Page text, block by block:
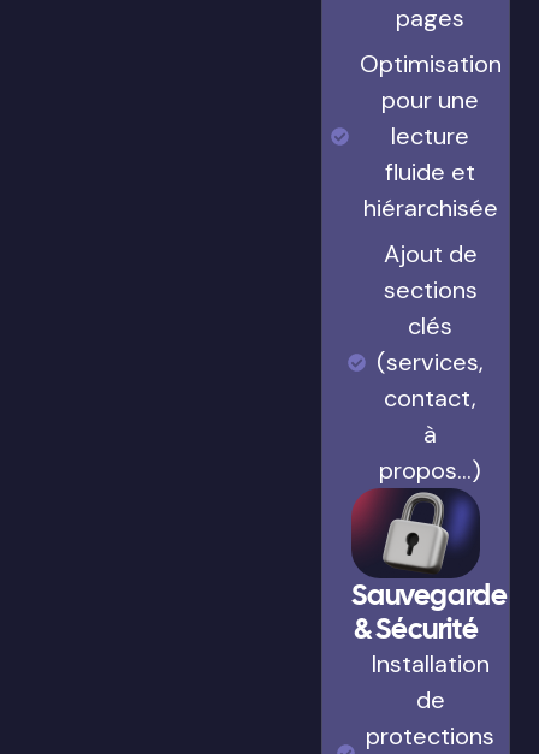
pages
Optimisation
pour une
lecture
fluide et
hiérarchisée
Ajout de
sections
clés
(services,
contact,
à
propos…)
Sauvegarde
& Sécurité
Installation
de
protections